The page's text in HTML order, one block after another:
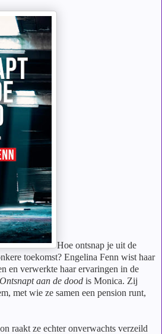
Hoe ontsnap je uit de
toekomst? Engelina Fenn wist haar
en verwerkte haar ervaringen in de
Ontsnapt aan de dood is Monica. Zij
met wie ze samen een pension runt,
raakt ze echter onverwachts verzeild